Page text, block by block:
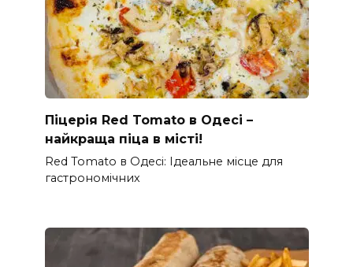
Піцерія Red Tomato в Одесі –
найкраща піца в місті!
Red Tomato в Одесі: Ідеальне місце для
гастрономічних